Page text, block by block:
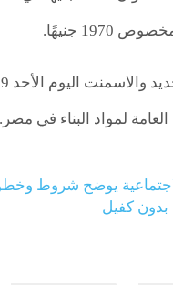
جنيهًا.
العامة لمواد البناء في مصر.
يوضح شروط
كفيل